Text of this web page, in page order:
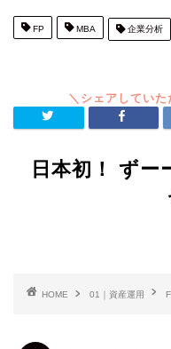
FP MBA 企業分析
日本初！ ずー
HOME 01｜資産運用